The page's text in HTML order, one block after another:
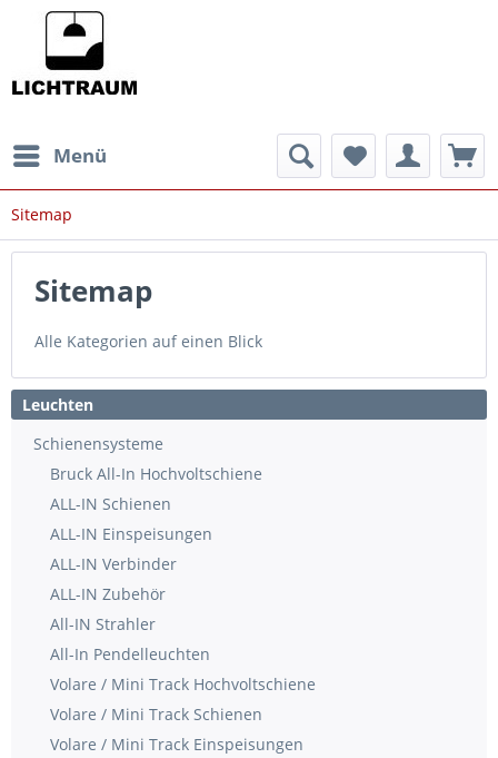
Menü
Sitemap
Sitemap
Alle Kategorien auf einen Blick
Leuchten
Schienensysteme
Bruck All-In Hochvoltschiene
ALL-IN Schienen
ALL-IN Einspeisungen
ALL-IN Verbinder
ALL-IN Zubehör
All-IN Strahler
All-In Pendelleuchten
Volare / Mini Track Hochvoltschiene
Volare / Mini Track Schienen
Volare / Mini Track Einspeisungen